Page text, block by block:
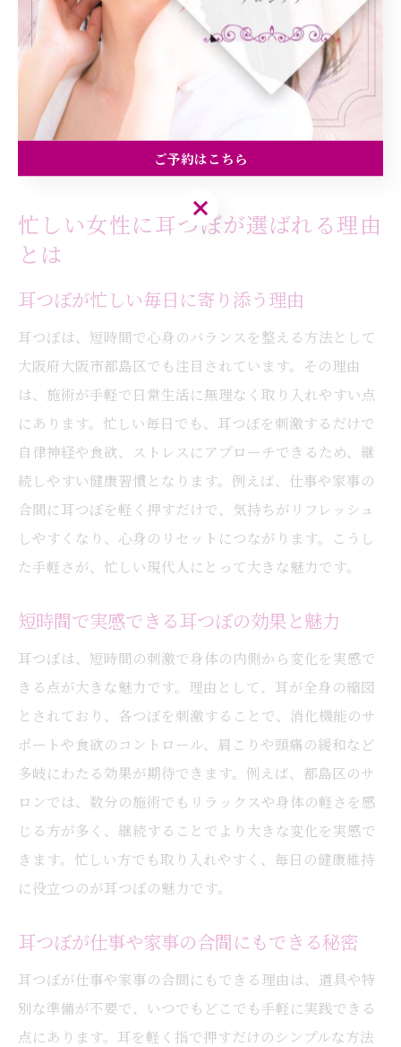
耳つぼ刺激の後にストレッチを取り入れることで、心身
の変化を実感しやすく、習慣化しやすいことが特徴で
す。この実践例は、無理なく続く健康美習慣の証といえ
るでしょう。
忙しい女性に耳つぼが選ばれる理由
とは
耳つぼが忙しい毎日に寄り添う理由
耳つぼは、短時間で心身のバランスを整える方法として
大阪府大阪市都島区でも注目されています。その理由
は、施術が手軽で日常生活に無理なく取り入れやすい点
にあります。忙しい毎日でも、耳つぼを刺激するだけで
自律神経や食欲、ストレスにアプローチできるため、継
続しやすい健康習慣となります。例えば、仕事や家事の
合間に耳つぼを軽く押すだけで、気持ちがリフレッシュ
しやすくなり、心身のリセットにつながります。こうし
た手軽さが、忙しい現代人にとって大きな魅力です。
短時間で実感できる耳つぼの効果と魅力
耳つぼは、短時間の刺激で身体の内側から変化を実感で
きる点が大きな魅力です。理由として、耳が全身の縮図
とされており、各つぼを刺激することで、消化機能のサ
ポートや食欲のコントロール、肩こりや頭痛の緩和など
多岐にわたる効果が期待できます。例えば、都島区のサ
ロンでは、数分の施術でもリラックスや身体の軽さを感
じる方が多く、継続することでより大きな変化を実感で
きます。忙しい方でも取り入れやすく、毎日の健康維持
に役立つのが耳つぼの魅力です。
耳つぼが仕事や家事の合間にもできる秘密
耳つぼが仕事や家事の合間にもできる理由は、道具や特
別な準備が不要で、いつでもどこでも手軽に実践できる
点にあります。耳を軽く指で押すだけのシンプルな方法
ご予約はこちら
ご予約はこちら